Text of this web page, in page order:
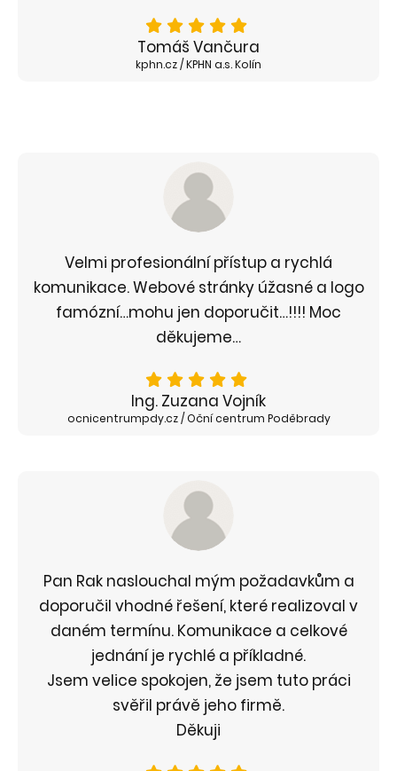
Tomáš Vančura
kphn.cz / KPHN a.s. Kolín
Velmi profesionální přístup a rychlá
komunikace. Webové stránky úžasné a logo
famózní…mohu jen doporučit…!!!! Moc
děkujeme…
Ing. Zuzana Vojník
ocnicentrumpdy.cz / Oční centrum Poděbrady
Pan Rak naslouchal mým požadavkům a
doporučil vhodné řešení, které realizoval v
daném termínu. Komunikace a celkové
jednání je rychlé a příkladné.
Jsem velice spokojen, že jsem tuto práci
svěřil právě jeho firmě.
Děkuji